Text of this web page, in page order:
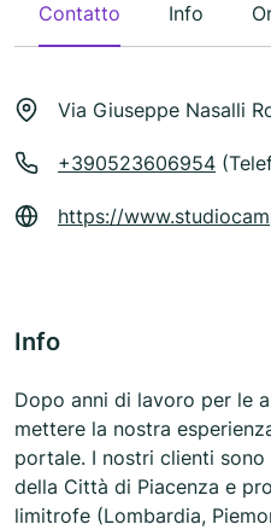
Contatto Info
Via Giuseppe Nasalli
+390523606954
https://
Info
Dopo anni di lavoro per le
mettere la nostra
portale. I nostri clienti
della Città di Piacenza e
limitrofe (Lombardia,